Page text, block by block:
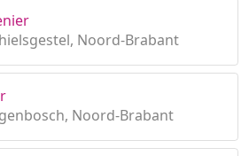
Noord-Brabant
Noord-Brabant